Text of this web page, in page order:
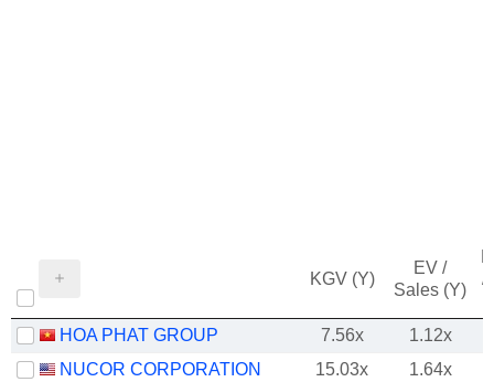
KGV (Y)
EV /
Sales (Y)
/
HOA PHAT GROUP 7.56x
1.12x
NUCOR CORPORATION
15.03x
1.64x